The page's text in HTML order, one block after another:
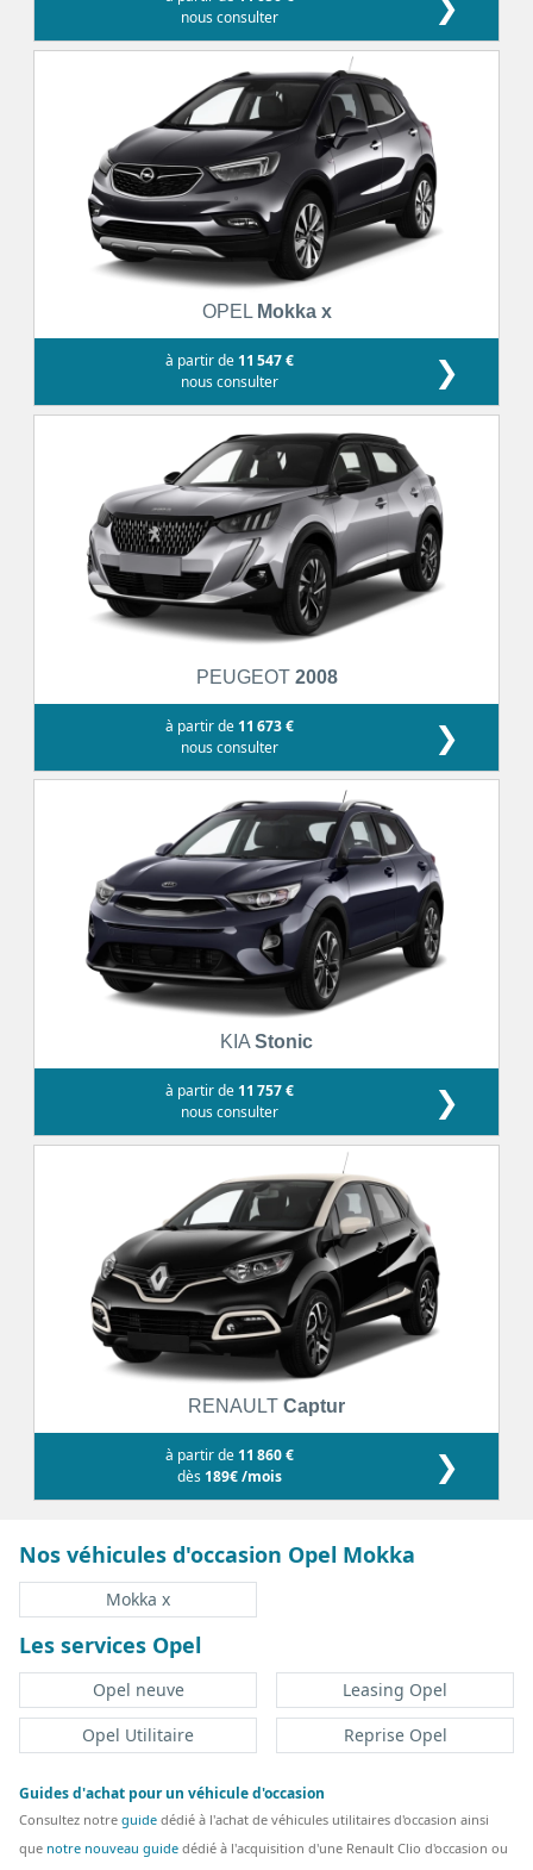
nous consulter
OPEL Mokka x
à partir de 11 547 €
nous consulter
❯
PEUGEOT 2008
à partir de 11 673 €
nous consulter
❯
KIA Stonic
à partir de 11 757 €
nous consulter
❯
RENAULT Captur
à partir de 11 860 €
dès 189€ /mois ❯
Nos véhicules d'occasion Opel Mokka
Mokka x
Les services Opel
Opel neuve
Leasing Opel
Opel Utilitaire
Reprise Opel
Guides d'achat pour un véhicule d'occasion
Consultez notre guide dédié à l'achat de véhicules utilitaires d'occasion ainsi
que notre nouveau guide dédié à l'acquisition d'une Renault Clio d'occasion ou